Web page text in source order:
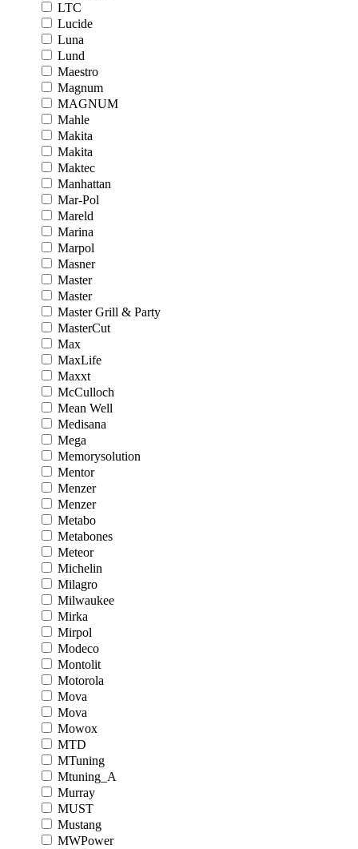
LTC
Lucide
Luna
Lund
Maestro
Magnum
MAGNUM
Mahle
Makita
Makita
Maktec
Manhattan
Mar-Pol
Mareld
Marina
Marpol
Masner
Master
Master
Master Grill & Party
MasterCut
Max
MaxLife
Maxxt
McCulloch
Mean Well
Medisana
Mega
Memorysolution
Mentor
Menzer
Menzer
Metabo
Metabones
Meteor
Michelin
Milagro
Milwaukee
Mirka
Mirpol
Modeco
Montolit
Motorola
Mova
Mova
Mowox
MTD
MTuning
Mtuning_A
Murray
MUST
Mustang
MWPower